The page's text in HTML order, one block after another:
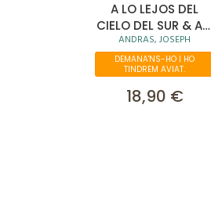
A LO LEJOS DEL
CIELO DEL SUR & ASÍ
LES HACEMOS LA
GUERRA
ANDRAS, JOSEPH
DEMANA'NS-HO I HO
TINDREM AVIAT.
18,90 €